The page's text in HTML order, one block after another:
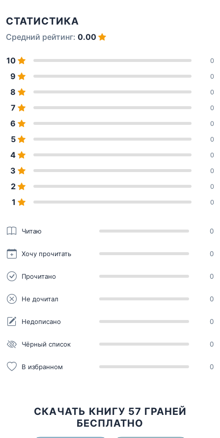
СТАТИСТИКА
Средний рейтинг: 0.00
10 0
9 0
8 0
7 0
6 0
5 0
4 0
3 0
2 0
1 0
Читаю 0
Хочу прочитать 0
Прочитано 0
Не дочитал 0
Недописано 0
Чёрный список 0
В избранном 0
СКАЧАТЬ КНИГУ 57 ГРАНЕЙ
БЕСПЛАТНО